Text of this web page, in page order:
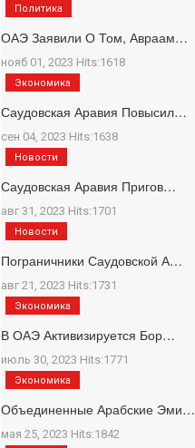
ОАЭ Заявили О Том, Авраам…
нояб 01, 2023 Hits:1618
Политика
Саудовская Аравия Повысил…
сен 04, 2023 Hits:1638
Экономика
Саудовская Аравия Пригов…
авг 31, 2023 Hits:1701
Новости
Пограничники Саудовской А…
авг 21, 2023 Hits:1731
Новости
В ОАЭ Активизируется Бор…
июль 30, 2023 Hits:1771
Экономика
Объединенные Арабские Эми…
мая 25, 2023 Hits:1842
Экономика